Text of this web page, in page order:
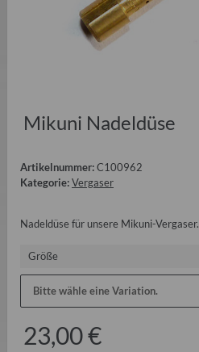
Mikuni Nadeldüse
Artikelnummer:C100962
Kategorie:Vergaser
Nadeldüse für unsere Mikuni-Vergaser.
Größe
Bitte wähle eine Variation.
23,00 €